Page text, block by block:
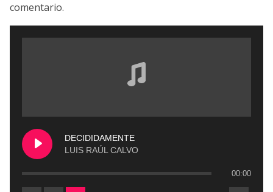
comentario.
DECIDIDAMENTE
LUIS RAÚL CALVO
00:00